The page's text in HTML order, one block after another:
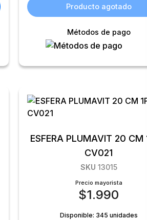
Producto agotado
Métodos de pago
ESFERA PLUMAVIT 20 CM
CV021
SKU 13015
Precio mayorista
$1.990
Disponible: 345 unidades